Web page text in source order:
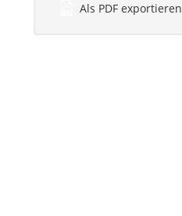
Als PDF exportieren